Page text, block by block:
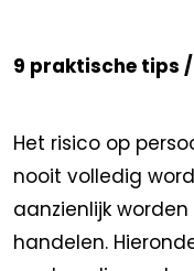
9 praktische tips
Het risico op
nooit volledig
aanzienlijk
handelen.